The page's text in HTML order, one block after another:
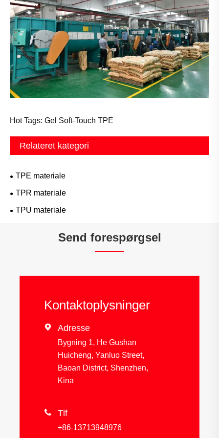
Hot Tags: Gel Soft-Touch TPE
Relateret kategori
TPE materiale
TPR materiale
TPU materiale
Send forespørgsel
Kontaktoplysninger
 Adresse
Bygning 1, He Gushan
Huicheng, Yanluo Street,
Baoan District, Shenzhen,
Kina
 Tlf
+86-13713948976